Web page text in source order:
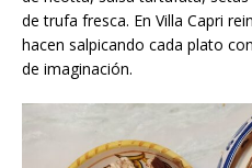
de trufa fresca. En Villa Capri
hacen salpicando cada plato
de imaginación.